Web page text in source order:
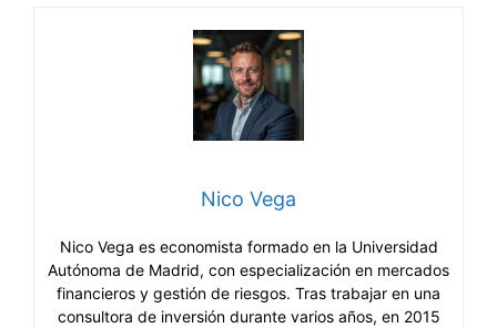
Nico Vega
Nico Vega es economista formado en la Universidad
Autónoma de Madrid, con especialización en mercados
financieros y gestión de riesgos. Tras trabajar en una
consultora de inversión durante varios años, en 2015